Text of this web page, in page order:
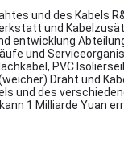
und des Kabels
und
und
PVC
Draht und
und des
1 Milliarde Yuan